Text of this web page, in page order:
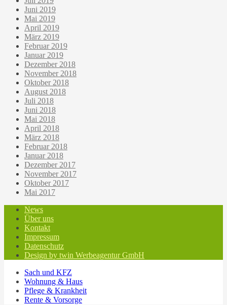
Juni 2019
Mai 2019
April 2019
März 2019
Februar 2019
Januar 2019
Dezember 2018
November 2018
Oktober 2018
August 2018
Juli 2018
Juni 2018
Mai 2018
April 2018
März 2018
Februar 2018
Januar 2018
Dezember 2017
November 2017
Oktober 2017
Mai 2017
News
Über uns
Kontakt
Impressum
Datenschutz
Design by twin Werbeagentur GmbH
Sach und KFZ
Wohnung & Haus
Pflege & Krankheit
Rente & Vorsorge